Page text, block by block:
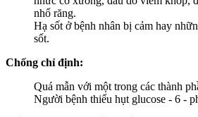
nhổ răng.
Hạ sốt ở bệnh nhân bị cảm hay
sốt.
Chống chỉ định:
Quá mẫn với một trong các thành
Người bệnh thiếu hụt glucose - 6 -